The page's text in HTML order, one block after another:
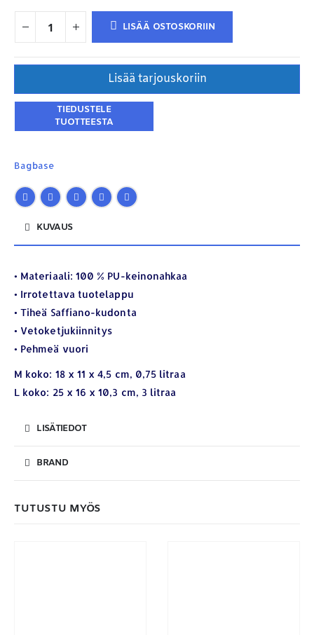
LISÄÄ OSTOSKORIIN
Lisää tarjouskoriin
Bagbase
KUVAUS
• Materiaali: 100 % PU-keinonahkaa
• Irrotettava tuotelappu
• Tiheä Saffiano-kudonta
• Vetoketjukiinnitys
• Pehmeä vuori
M koko: 18 x 11 x 4,5 cm, 0,75 litraa
L koko: 25 x 16 x 10,3 cm, 3 litraa
LISÄTIEDOT
BRAND
TUTUSTU MYÖS
Puhelin: 040-7549431
royal.yrityslahjat@gmail.com
ETSI TUOTTEITA
search